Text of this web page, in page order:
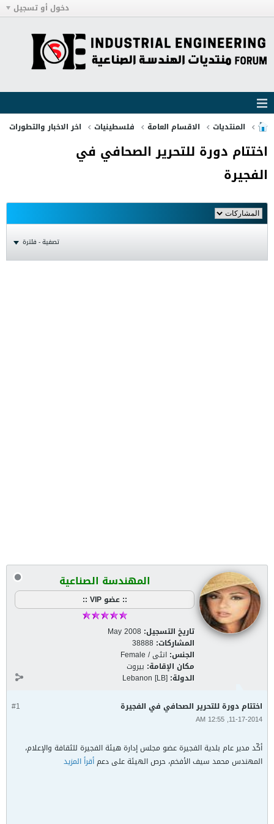
دخول أو تسجيل
المنتديات الاقسام العامة فلسطينيات اخر الاخبار والتطورات
اختتام دورة للتحرير الصحافي في
الفجيرة
تصفية - فلترة
المهندسة الصناعية
:: عضو VIP ::
تاريخ التسجيل: May 2008
المشاركات: 38888
الجنس: انثى / Female
مكان الإقامة: بيروت
الدولة: Lebanon [LB]
#1 اختتام دورة للتحرير الصحافي في الفجيرة
11-17-2014, 12:55 AM
أكّد مدير عام بلدية الفجيرة عضو مجلس إدارة هيئة الفجيرة للثقافة والإعلام،
المهندس محمد سيف الأفخم، حرص الهيئة على دعمأقرأ المزيد